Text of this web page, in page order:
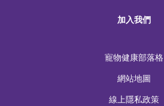
加入我們
寵物健康部落格
網站地圖
線上隱私政策